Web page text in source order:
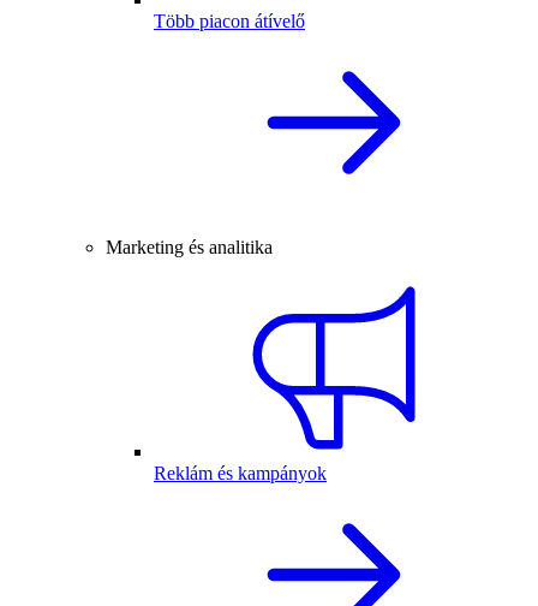
Több piacon átívelő
Marketing és analitika
Reklám és kampányok